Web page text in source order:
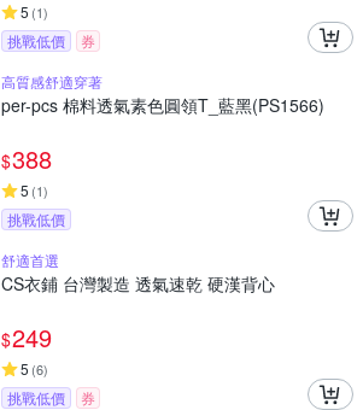
5 (1)
挑戰低價
券
高質感舒適穿著
per-pcs 棉料透氣素色圓領T_藍黑(PS1566)
$388
5 (1)
挑戰低價
舒適首選
CS衣鋪 台灣製造 透氣速乾 硬漢背心
$249
5 (6)
挑戰低價
券